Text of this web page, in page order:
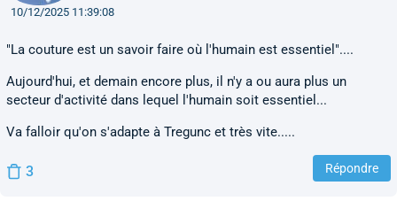
10/12/2025 11:39:08
"La couture est un savoir faire où l'humain est essentiel"....
Aujourd'hui, et demain encore plus, il n'y a ou aura plus un
secteur d'activité dans lequel l'humain soit essentiel...
Va falloir qu'on s'adapte à Tregunc et très vite.....
3 Répondre